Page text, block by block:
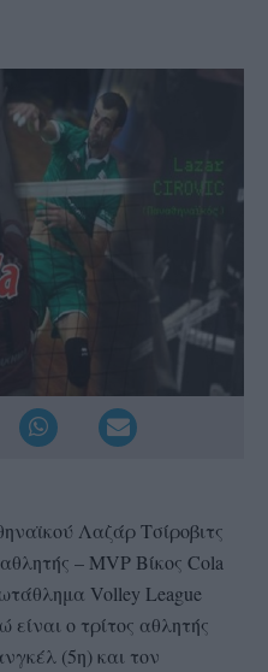
Λαζάρ Τσίροβιτς
– MVP Βίκος Cola
Volley League
ο τρίτος αθλητής
(5η) και τον